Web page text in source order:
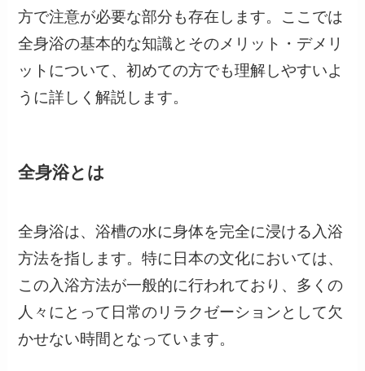
方で注意が必要な部分も存在します。ここでは
全身浴の基本的な知識とそのメリット・デメリ
ットについて、初めての方でも理解しやすいよ
うに詳しく解説します。
全身浴とは
全身浴は、浴槽の水に身体を完全に浸ける入浴
方法を指します。特に日本の文化においては、
この入浴方法が一般的に行われており、多くの
人々にとって日常のリラクゼーションとして欠
かせない時間となっています。